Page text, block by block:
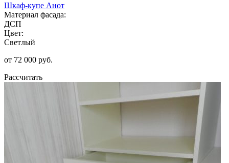
Шкаф-купе Анот
Материал фасада:
ДСП
Цвет:
Светлый
от 72 000 руб.
Рассчитать